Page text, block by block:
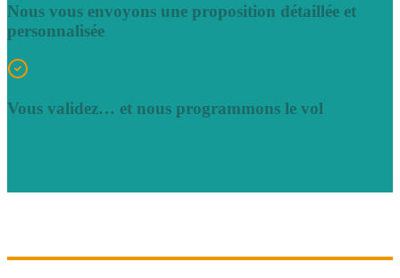
Nous vous envoyons une proposition détaillée et
personnalisée
Vous validez… et nous programmons le vol